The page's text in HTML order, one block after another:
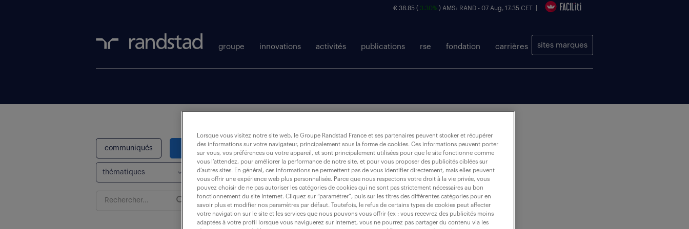
€ 38.85 ( 3.30% ) AMS: RAND - 07 Aug, 17:35 CET |
sites marques
groupe innovations activités publications rse fondation carrières
communiqués études futur du travail points de vue
Rechercher
Rechercher
Lorsque vous visitez notre site web, le Groupe Randstad France et ses partenaires peuvent stocker et récupérer
des informations sur votre navigateur, principalement sous la forme de cookies. Ces informations peuvent porter
sur vous, vos préférences ou votre appareil, et sont principalement utilisées pour que le site fonctionne comme
vous l’attendez, pour améliorer la performance de notre site, et pour vous proposer des publicités ciblées sur
d’autres sites. En général, ces informations ne permettent pas de vous identifier directement, mais elles peuvent
vous offrir une expérience web plus personnalisée. Parce que nous respectons votre droit à la vie privée, vous
pouvez choisir de ne pas autoriser les catégories de cookies qui ne sont pas strictement nécessaires au bon
fonctionnement du site Internet. Cliquez sur “paramétrer”, puis sur les titres des différentes catégories pour en
savoir plus et modifier nos paramètres par défaut. Toutefois, le refus de certains types de cookies peut affecter
votre navigation sur le site et les services que nous pouvons vous offrir (ex : vous recevrez des publicités moins
adaptées à votre profil lorsque vous naviguerez sur Internet, vous ne pourrez pas partager du contenu via les